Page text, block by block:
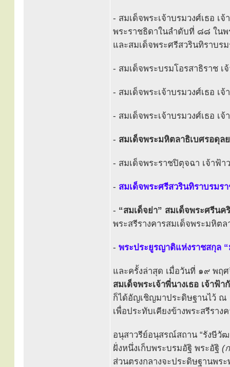
- สมเด็จพระเจ้าบรมวงศ์เธอ
พระราชธิดาในลำดับที่ ๘๘ ในพ
และสมเด็จพระศรีสวรินทิราบร
- สมเด็จพระบรมโอรสาธิราช
- สมเด็จพระเจ้าบรมวงศ์เธอ
- สมเด็จพระเจ้าบรมวงศ์เธอ เ
- สมเด็จพระมหิตลาธิเบศรอดุล
- สมเด็จพระราชปิตุจฉา เจ้าฟ้
- สมเด็จพระศรีสวรินทิราบรมร
- “สมเด็จย่า” สมเด็จพระศรีน
พระสรีรางคารสมเด็จพระมหิต
- พระประยูรญาติแห่งราชสกุล
และครั้งล่าสุด เมื่อวันที่ ๑๙ พฤ
สมเด็จพระเจ้าพี่นางเธอ เจ้า
ก็ได้อัญเชิญมาประดิษฐานไว้ ณ
เพื่อประทับเคียงข้างพระสรีรา
อนุสาวรีย์อนุสรณ์สถาน “รังษีวั
ฝั่งหนึ่งเก็บพระบรมอัฐิ พระอัฐิ (
ส่วนตรงกลางจะประดิษฐานพร